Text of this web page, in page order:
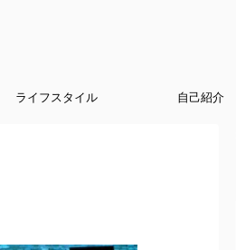
ライフスタイル 自己紹介